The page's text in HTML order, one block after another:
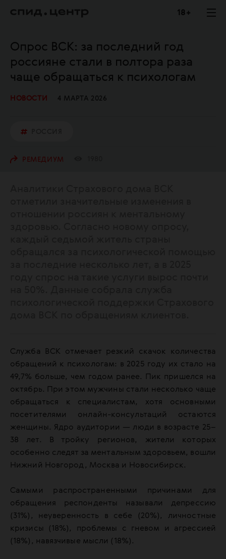
18 +
Опрос ВСК: за последний год
россияне стали в полтора раза
чаще обращаться к психологам
НОВОСТИ 4 МАРТА 2026
РЕМЕДИУМ
Служба ВСК отмечает резкий скачок количества
обращений к психологам: в 2025 году их стало на
49,7% больше, чем годом ранее. Пик пришелся на
октябрь. При этом мужчины стали несколько чаще
обращаться к специалистам, хотя основными
посетителями онлайн-консультаций остаются
женщины. Ядро аудитории — люди в возрасте 25–
38 лет. В тройку регионов, жители которых
особенно следят за ментальным здоровьем, вошли
Нижний Новгород, Москва и Новосибирск.
Самыми распространенными причинами для
обращения респонденты называли депрессию
(31%), неуверенность в себе (20%), личностные
кризисы (18%), проблемы с гневом и агрессией
(18%), навязчивые мысли (18%).